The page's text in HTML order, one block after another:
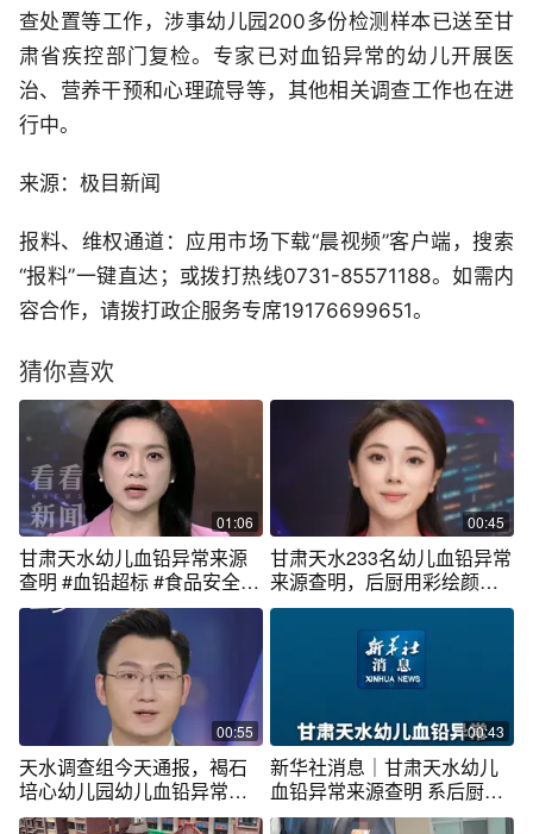
查处置等工作，涉事幼儿园200多份检测样本已送至甘
肃省疾控部门复检。专家已对血铅异常的幼儿开展医
治、营养干预和心理疏导等，其他相关调查工作也在进
行中。
来源：极目新闻
报料、维权通道：应用市场下载“晨视频”客户端，搜索
“报料”一键直达；或拨打热线0731-85571188。如需内
容合作，请拨打政企服务专席19176699651。
猜你喜欢
01:06
甘肃天水幼儿血铅异常来源
查明 #血铅超标 #食品安全 #
甘肃天水 #媒体精选计划 #幼
00:45
甘肃天水233名幼儿血铅异常
来源查明，后厨用彩绘颜料
制作糕点，不可食用的彩绘
颜料为何被用于食品制作？
天水市长：十分自责#天水 #
00:55
天水调查组今天通报，褐石
培心幼儿园幼儿血铅异常来
源查明，系后厨违规添加彩
00:43
新华社消息｜甘肃天水幼儿
血铅异常来源查明 系后厨违
规添加彩绘颜料制作食品